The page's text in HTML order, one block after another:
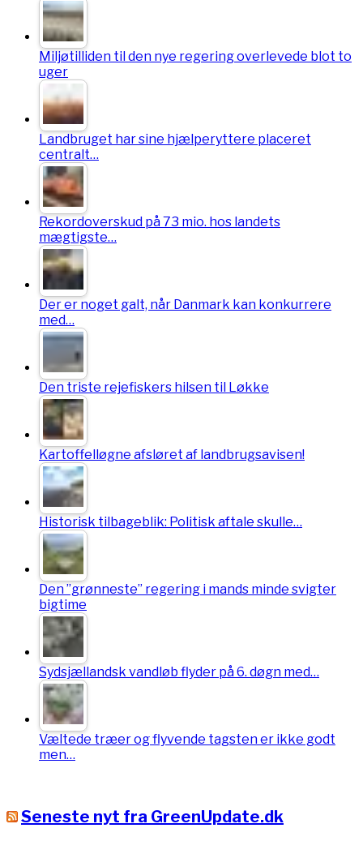
Miljøtilliden til den nye regering overlevede blot to
uger
Landbruget har sine hjælperyttere placeret
centralt…
Rekordoverskud på 73 mio. hos landets
mægtigste…
Der er noget galt, når Danmark kan konkurrere
med…
Den triste rejefiskers hilsen til Løkke
Kartoffelløgne afsløret af landbrugsavisen!
Historisk tilbageblik: Politisk aftale skulle…
Den ”grønneste” regering i mands minde svigter
bigtime
Sydsjællandsk vandløb flyder på 6. døgn med…
Væltede træer og flyvende tagsten er ikke godt
men…
Seneste nyt fra GreenUpdate.dk